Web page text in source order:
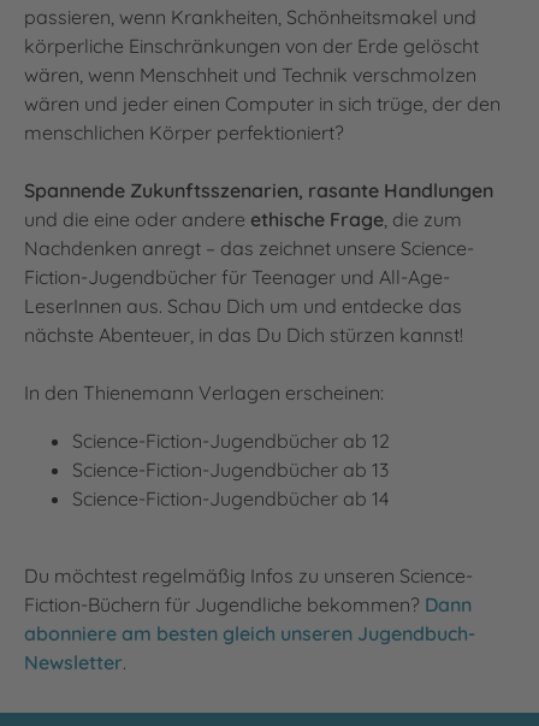
passieren, wenn Krankheiten, Schönheitsmakel und
körperliche Einschränkungen von der Erde gelöscht
wären, wenn Menschheit und Technik verschmolzen
wären und jeder einen Computer in sich trüge, der den
menschlichen Körper perfektioniert?
Spannende Zukunftsszenarien, rasante Handlungen
und die eine oder andere ethische Frage , die zum
Nachdenken anregt – das zeichnet unsere Science-
Fiction-Jugendbücher für Teenager und All-Age-
LeserInnen aus. Schau Dich um und entdecke das
nächste Abenteuer, in das Du Dich stürzen kannst!
In den Thienemann Verlagen erscheinen:
Science-Fiction-Jugendbücher ab 12
Science-Fiction-Jugendbücher ab 13
Science-Fiction-Jugendbücher ab 14
Du möchtest regelmäßig Infos zu unseren Science-
Fiction-Büchern für Jugendliche bekommen? Dann
abonniere am besten gleich unseren Jugendbuch-
Newsletter.